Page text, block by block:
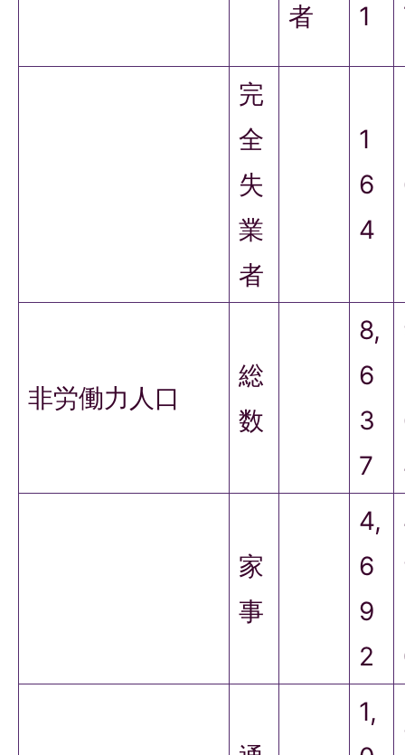
者
1
完
全
失
業
者
1
6
4
非労働力人口
総
数
8,
6
3
7
家
事
4,
6
9
2
1,